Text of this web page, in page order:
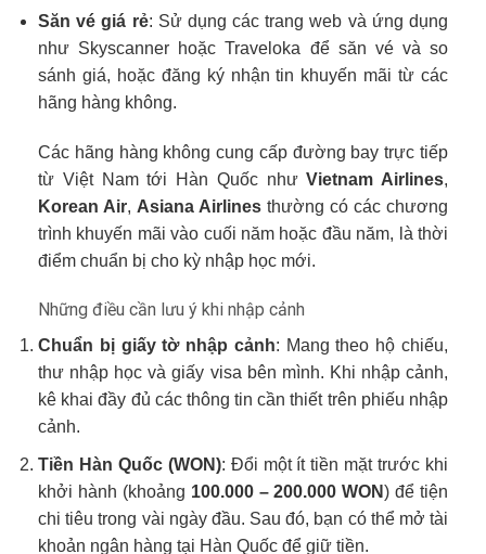
Săn vé giá rẻ: Sử dụng các trang web và ứng dụng
như Skyscanner hoặc Traveloka để săn vé và so
sánh giá, hoặc đăng ký nhận tin khuyến mãi từ các
hãng hàng không.
Các hãng hàng không cung cấp đường bay trực tiếp
từ Việt Nam tới Hàn Quốc nhưVietnam Airlines,
Korean Air, Asiana Airlines thường có các chương
trình khuyến mãi vào cuối năm hoặc đầu năm, là thời
điểm chuẩn bị cho kỳ nhập học mới.
Những điều cần lưu ý khi nhập cảnh
Chuẩn bị giấy tờ nhập cảnh: Mang theo hộ chiếu,
thư nhập học và giấy visa bên mình. Khi nhập cảnh,
kê khai đầy đủ các thông tin cần thiết trên phiếu nhập
cảnh.
Tiền Hàn Quốc (WON): Đổi một ít tiền mặt trước khi
khởi hành (khoảng 100.000 – 200.000 WON) để tiện
chi tiêu trong vài ngày đầu. Sau đó, bạn có thể mở tài
khoản ngân hàng tại Hàn Quốc để giữ tiền.